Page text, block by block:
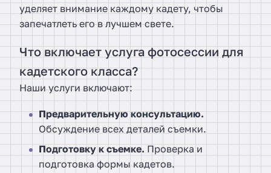
уделяет внимание каждому кадету, чтобы
запечатлеть его в лучшем свете.
Что включает услуга фотосессии для
кадетского класса?
Наши услуги включают:
Предварительную консультацию.
Обсуждение всех деталей съемки.
Подготовку к съемке.Проверка и
подготовка формы кадетов.